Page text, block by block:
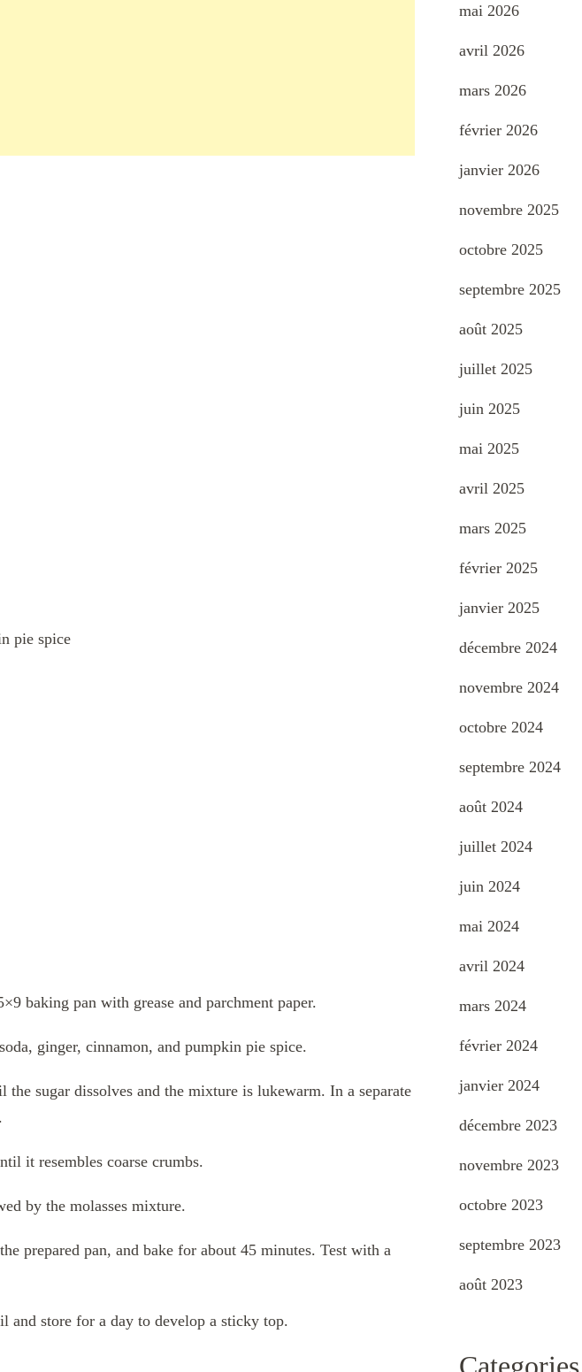
pie spice
baking pan with grease and parchment paper.
ginger, cinnamon, and pumpkin pie spice.
sugar dissolves and the mixture is lukewarm. In a separate
it resembles coarse crumbs.
by the molasses mixture.
prepared pan, and bake for about 45 minutes. Test with a
store for a day to develop a sticky top.
mai 2026
avril 2026
mars 2026
février 2026
janvier 2026
novembre 2025
octobre 2025
septembre 2025
août 2025
juillet 2025
juin 2025
mai 2025
avril 2025
mars 2025
février 2025
janvier 2025
décembre 2024
novembre 2024
octobre 2024
septembre 2024
août 2024
juillet 2024
juin 2024
mai 2024
avril 2024
mars 2024
février 2024
janvier 2024
décembre 2023
novembre 2023
octobre 2023
septembre 2023
août 2023